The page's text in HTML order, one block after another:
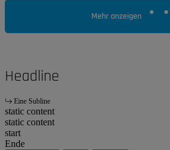
Mehr anzeigen
Headline
Eine Subline
static content
static content
start
Ende